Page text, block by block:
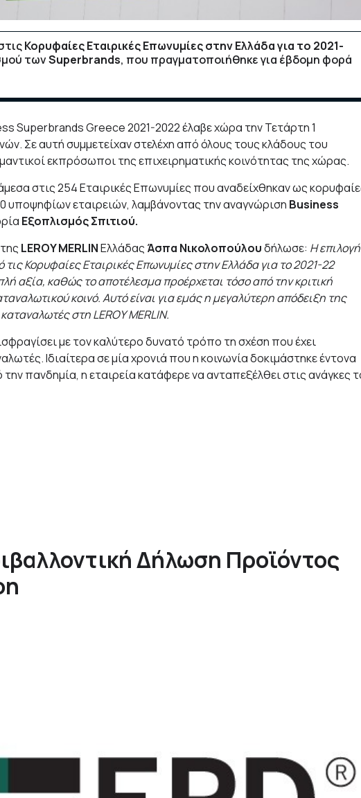
Κορυφαίες Εταιρικές Επωνυμίες στην Ελλάδα για το 2021-
τωνSuperbrands, που πραγματοποιήθηκε για έβδομη φορά
Superbrands Greece 2021-2022 έλαβε χώρα την Τετάρτη 1
Σε αυτή συμμετείχαν στελέχη από όλους τους κλάδους του
εκπρόσωποι της επιχειρηματικής κοινότητας της χώρας.
στις 254 Εταιρικές Επωνυμίες που αναδείχθηκαν ως
υποψηφίων εταιρειών, λαμβάνοντας την αναγνώριση Business
Εξοπλισμός Σπιτιού.
της LEROY MERLINΕλλάδας Άσπα Νικολοπούλουδήλωσε: Η επιλογή
Κορυφαίες Εταιρικές Επωνυμίες στην Ελλάδα για το 2021-22
αξία, καθώς το αποτέλεσμα προέρχεται τόσο από την κριτική
κοινό. Αυτό είναι για εμάς η μεγαλύτερη απόδειξη της
στηLEROYMERLIN.
με τον καλύτερο δυνατό τρόπο τη σχέση που έχει
Ιδιαίτερα σε μία χρονιά που η κοινωνία δοκιμάστηκε έντονα
πανδημία, η εταιρεία κατάφερε να ανταπεξέλθει στις ανάγκες
Δήλωση Προϊόντος